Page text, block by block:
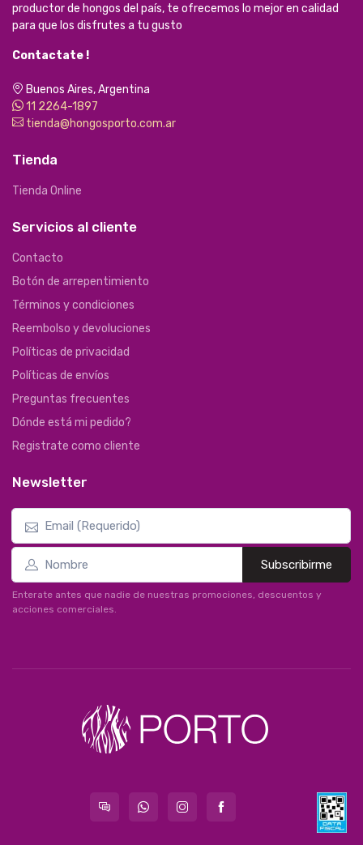
productor de hongos del país, te ofrecemos lo mejor en calidad
para que los disfrutes a tu gusto
Contactate !
Buenos Aires, Argentina
11 2264-1897
tienda@hongosporto.com.ar
Tienda
Tienda Online
Servicios al cliente
Contacto
Botón de arrepentimiento
Términos y condiciones
Reembolso y devoluciones
Políticas de privacidad
Políticas de envíos
Preguntas frecuentes
Dónde está mi pedido?
Registrate como cliente
Newsletter
Subscribirme
Enterate antes que nadie de nuestras promociones, descuentos y
acciones comerciales.